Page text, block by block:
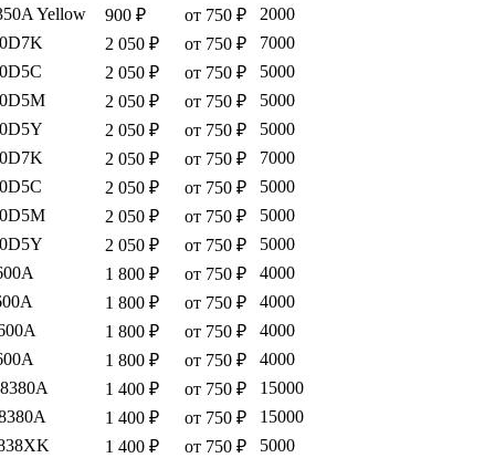
Yellow
900 ₽ от 750 ₽
2000
2 050 ₽ от 750 ₽
7000
2 050 ₽ от 750 ₽
5000
2 050 ₽ от 750 ₽
5000
2 050 ₽ от 750 ₽
5000
2 050 ₽ от 750 ₽
7000
2 050 ₽ от 750 ₽
5000
2 050 ₽ от 750 ₽
5000
2 050 ₽ от 750 ₽
5000
1 800 ₽ от 750 ₽
4000
1 800 ₽ от 750 ₽
4000
1 800 ₽ от 750 ₽
4000
1 800 ₽ от 750 ₽
4000
1 400 ₽ от 750 ₽
15000
1 400 ₽ от 750 ₽
15000
1 400 ₽ от 750 ₽
5000